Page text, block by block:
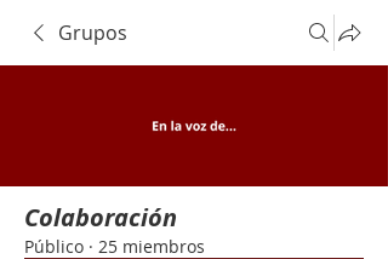
Grupos
Colaboración
Público · 25 miembros